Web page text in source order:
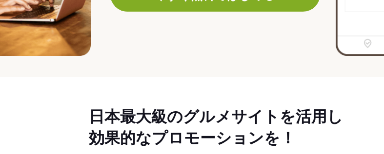
日本最大級のグルメサイトを活用し
効果的なプロモーションを！